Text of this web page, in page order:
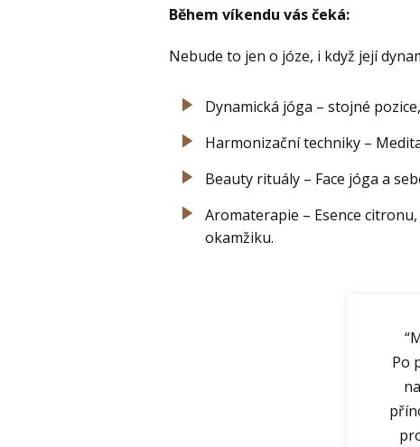
Během víkendu vás čeká:
Nebude to jen o józe, i když její
Dynamická jóga – stojné
Harmonizační techniky –
Beauty rituály – Face jóga a
Aromaterapie – Esence
okamžiku.
Po